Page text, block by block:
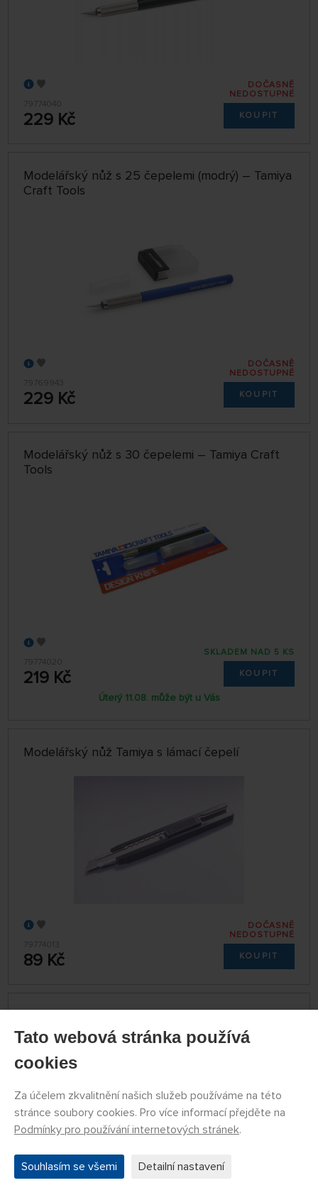
79774040
229 Kč
DOČASNĚ
NEDOSTUPNÉ
KOUPIT
Modelářský nůž s 25 čepelemi (modrý) – Tamiya
Craft Tools
79769943
229 Kč
DOČASNĚ
NEDOSTUPNÉ
KOUPIT
Modelářský nůž s 30 čepelemi – Tamiya Craft
Tools
79774020
219 Kč
SKLADEM NAD 5 KS
KOUPIT
Úterý 11.08. může být u Vás
Modelářský nůž Tamiya s lámací čepelí
79774013
89 Kč
DOČASNĚ
NEDOSTUPNÉ
KOUPIT
Tato webová stránka používá
cookies
Za účelem zkvalitnění našich služeb používáme na této
stránce soubory cookies. Pro více informací přejděte na
Podmínky pro používání internetových stránek.
Souhlasím se všemi Detailní nastavení